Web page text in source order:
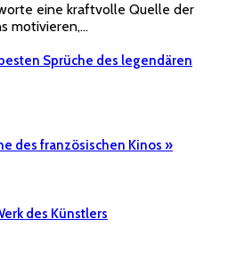
eine kraftvolle Quelle der
motivieren,…
Sprüche des legendären
des französischen Kinos »
des Künstlers